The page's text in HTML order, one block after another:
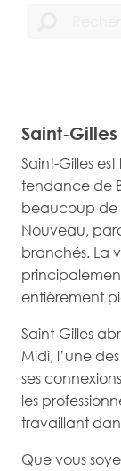
Saint-Gilles
Saint-Gilles
tendance de
beaucoup de
Nouveau,
branchés. La
entièrement
Saint-Gilles
Midi, l’une
ses
les
travaillant
Que vous